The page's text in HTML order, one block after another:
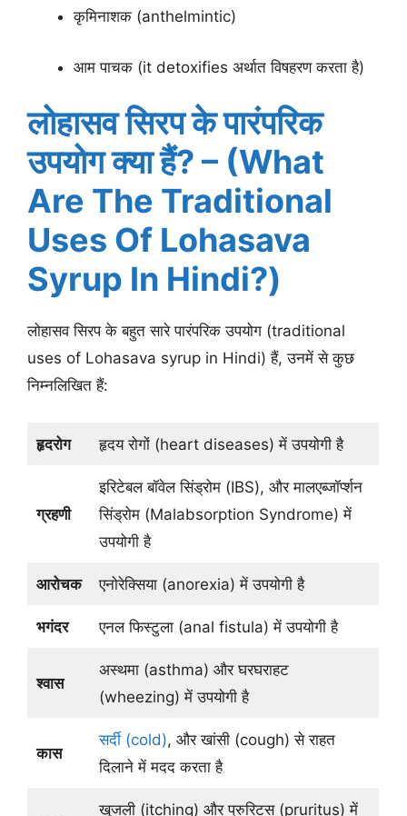
कृमिनाशक (anthelmintic)
आम पाचक (it detoxifies अर्थात विषहरण करता है)
लोहासव सिरप के पारंपरिक
उपयोग क्या हैं? – (What
Are The Traditional
Uses Of Lohasava
Syrup In Hindi?)
लोहासव सिरप के बहुत सारे पारंपरिक उपयोग (traditional
uses of Lohasava syrup in Hindi) हैं, उनमें से कुछ
निम्नलिखित हैं:
हृदरोग हृदय रोगों (heart diseases) में उपयोगी है
ग्रहणी
इरिटेबल बॉवेल सिंड्रोम (IBS), और मालएब्जॉर्प्शन
सिंड्रोम (Malabsorption Syndrome) में
उपयोगी है
आरोचक एनोरेक्सिया (anorexia) में उपयोगी है
भगंदर एनल फिस्टुला (anal fistula) में उपयोगी है
श्वास
अस्थमा (asthma) और घरघराहट
(wheezing) में उपयोगी है
कास
सर्दी (cold), और खांसी (cough) से राहत
दिलाने में मदद करता है
खुजली (itching) और प्रुरिटस (pruritus) में